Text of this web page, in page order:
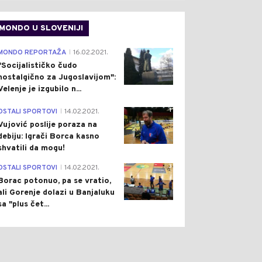
MONDO U SLOVENIJI
4
REPORTAŽA 16.02.2021.
čudo
za Jugoslavijom":
je izgubilo n...
1
SPORTOVI 14.02.2021.
poslije poraza na
Igrači Borca kasno
da mogu!
3
SPORTOVI 14.02.2021.
potonuo, pa se vratio,
Gorenje dolazi u Banjaluku
"plus čet...